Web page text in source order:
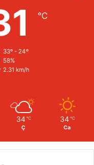
℃
33º - 24º
58%
2.31 km/h
34 ℃
Ç
34 ℃
Ca